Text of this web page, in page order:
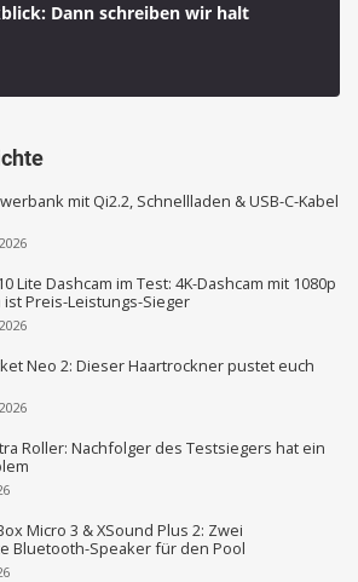
Dann schreiben wir halt
mit Qi2.2, Schnellladen & USB-C-Kabel
Lite Dashcam im Test: 4K-Dashcam mit 1080p
ist Preis-Leistungs-Sieger
Neo 2: Dieser Haartrockner pustet euch
Roller: Nachfolger des Testsiegers hat ein
Micro 3 & XSound Plus 2: Zwei
Bluetooth-Speaker für den Pool